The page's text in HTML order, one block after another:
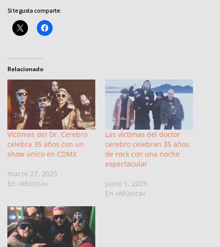
Si te gusta comparte:
Relacionado
Víctimas del Dr. Cerebro
celebra 35 años con un
show único en CDMX
marzo 27, 2025
En «Música»
Las víctimas del doctor
cerebro celebran 35 años
de rock con una noche
espectacular
junio 1, 2025
En «Música»